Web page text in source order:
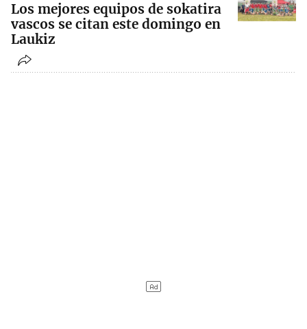
Los mejores equipos de sokatira
vascos se citan este domingo en
Laukiz